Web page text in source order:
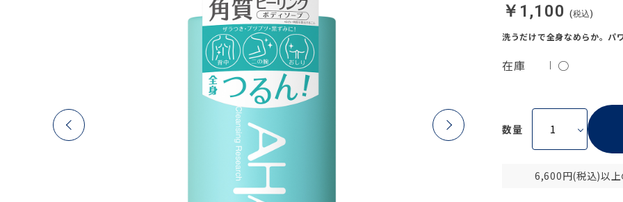
洗うだけで全身なめらか。パ
￥1,100
在庫 ○
数量
6,600円(税込)以